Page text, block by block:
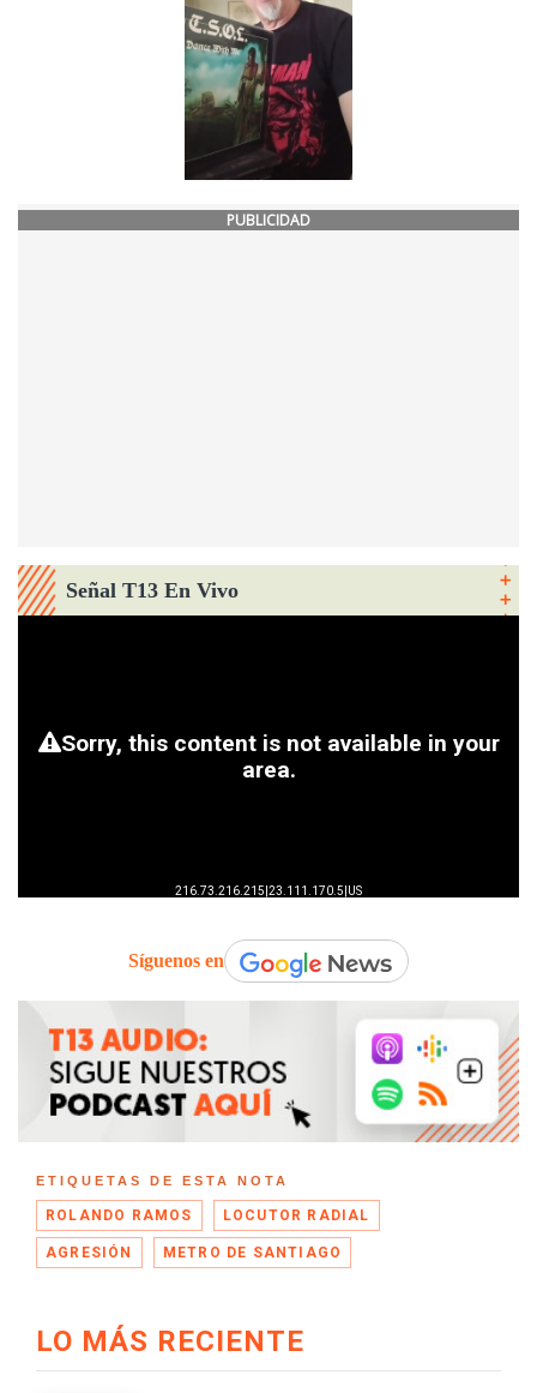
PUBLICIDAD
Señal T13 En Vivo
Síguenos en
ETIQUETAS DE ESTA NOTA
ROLANDO RAMOS LOCUTOR RADIAL
AGRESIÓN METRO DE SANTIAGO
LO MÁS RECIENTE